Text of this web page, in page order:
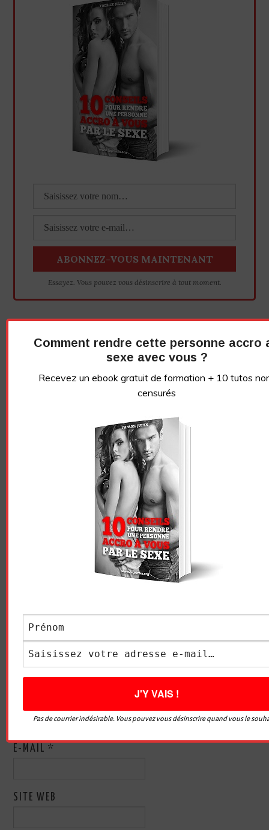
Essayez. Vous pouvez vous désinscrire à tout moment.
LE GRIVOIS
L’ÉTÉ SERA CHAUD !
LE POINT F – EQUIVALENT
DU CLITORIS CHEZ L’HOMME
– COMMENT LÉCHER LE
FREIN DU PÉNIS ?
LAISSER UN COMMENTAIRE
Votre adresse e-mail ne sera pas publiée.
Les champs
E-MAIL*
SITE WEB
Comment rendre cette personne accro
sexe avec vous ?
Recevez un ebook gratuit de formation + 10 tutos
censurés
Pas de courrier indésirable. Vous pouvez vous désinscrire quand vous le